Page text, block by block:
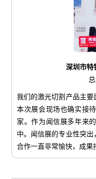
深圳市特
我们的激光切割产品主要
本次展会现场也确实接
家。作为闻信展多年来
中。闻信展的专业性突
合作一直非常愉快，成果